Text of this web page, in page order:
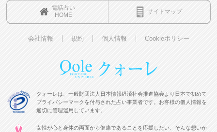
電話占い
HOME
サイトマップ
会社情報 規約 個人情報 Cookieポリシー
クォーレは、一般財団法人日本情報経済社会推進協会より日本で初めて
プライバシーマークを付与された占い事業者です。お客様の個人情報を
適切に管理運用しています。
女性が心と身体の両面から健康であることを応援したい、そんな想いか